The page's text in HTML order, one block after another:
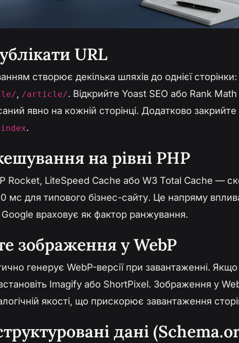
URL
створює декілька шляхів до однієї сторінки:
, /article/. Відкрийте Yoast SEO або Rank
явно на кожній сторінці. Додатково закрийте
.
на рівні PHP
Rocket, LiteSpeed Cache або W3 Total Cache —
мс для типового бізнес-сайту. Це напряму
враховує як фактор ранжування.
зображення у WebP
генерує WebP-версії при завантаженні.
Imagify або ShortPixel. Зображення у
якості, що прискорює завантаження
дані